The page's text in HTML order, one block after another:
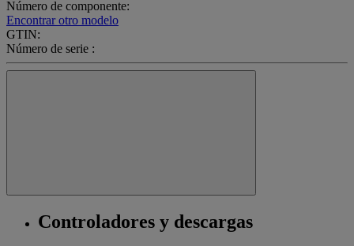
Número de componente:
Encontrar otro modelo
GTIN:
Número de serie :
Controladores y descargas